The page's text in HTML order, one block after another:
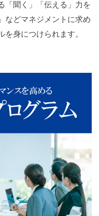
「聞く」「伝える」力を
などマネジメントに求め
を身につけられます。